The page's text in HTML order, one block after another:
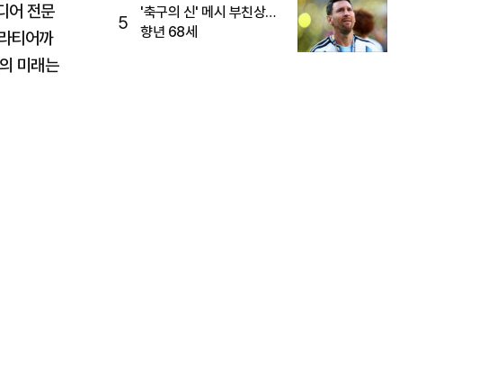
어 전문
티어까
미래는
5
'축구의 신' 메시 부친상…
향년 68세